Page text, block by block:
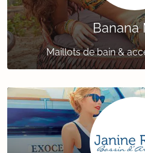
Banana
Maillots de bain &